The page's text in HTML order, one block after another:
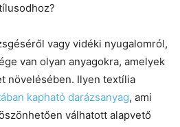
vagy vidéki nyugalomról,
van olyan anyagokra, amelyek
növelésében. Ilyen textília
kapható darázsanyag, ami
válhatott alapvető